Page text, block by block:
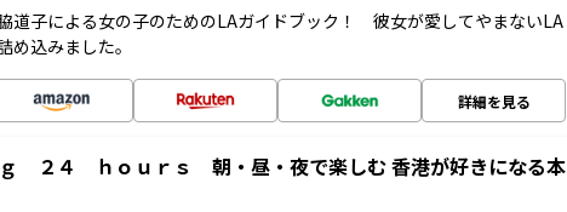
道子による女の子のためのLAガイドブック！ 彼女が愛してやまないLA
め込みました。
詳細を見る
２４ ｈｏｕｒｓ 朝・昼・夜で楽しむ 香港が好きになる本